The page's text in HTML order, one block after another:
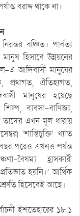
বরাদ্দ থাকে না।
বঞ্চিত। পার্বত্য
হিসাবে উন্নয়নের
এ আদিবাসী মানুষের
প্রথাগত, ঐতিহ্যগত,
মানুষের হয়েছে
ব্যবসা-বাণিজ্য,
তাদের এখন মূল ধারায়
‘শান্তিচুক্তি’ খ্যাত
বছর পরেও এখনও পর্যন্ত
বৈষম্য হ্রাসকারী
হয়নি।’ আর্থিক
হিসেবেই আছে।
ইশতেহারের ১৮.১